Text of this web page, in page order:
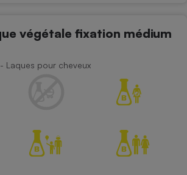
végétale fixation médium
Laques pour cheveux